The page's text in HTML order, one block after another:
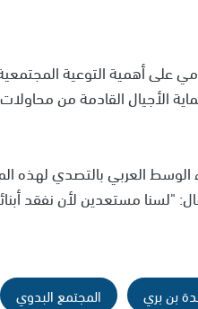
على أهمية التوعية
الأجيال القادمة من
الوسط العربي بالتصدي
"لسنا مستعدين لأن نفقد
بن بري المجتمع البدوي